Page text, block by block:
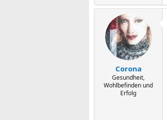
Corona
Gesundheit,
Wohlbefinden und
Erfolg